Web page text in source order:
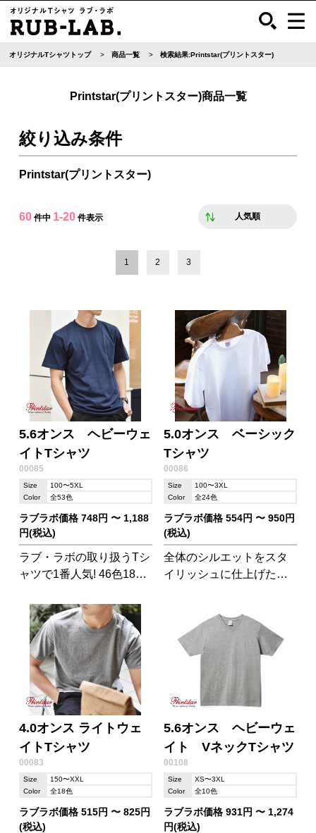
オリジナルTシャツトップ 商品一覧 検索結果:Printstar(プリントスター)
Printstar(プリントスター)商品一覧
絞り込み条件
Printstar(プリントスター)
60件中 1-20件表示 人気順
1 2 3
5.6オンス ヘビーウェ
イトTシャツ
00085
Size
100〜5XL
Color
全53色
ラブラボ価格 748円 〜 1,188
円(税込)
ラブ・ラボの取り扱うTシ
ャツで1番人気! 46色18サ
の生地は丈夫です。キッ
ズ、レディース、メンズ
OK。
5.0オンス ベーシック
Tシャツ
00086
Size
100〜3XL
Color
全24色
ラブラボ価格 554円 〜 950円
(税込)
全体のシルエットをスタ
イリッシュに仕上げた、
4.0オンス ライトウェ
イトTシャツ
00083
Size
150〜XXL
Color
全18色
ラブラボ価格 515円 〜 825円
(税込)
5.6オンス ヘビーウェ
イト VネックTシャツ
00108
Size
XS〜3XL
Color
全10色
ラブラボ価格 931円 〜 1,274
円(税込)